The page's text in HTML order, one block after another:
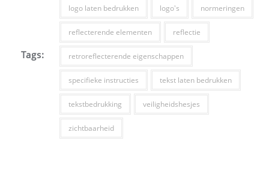
Tags:
logo laten bedrukken logo's normeringen
reflecterende elementen reflectie
retroreflecterende eigenschappen
specifieke instructies tekst laten bedrukken
tekstbedrukking veiligheidshesjes
zichtbaarheid